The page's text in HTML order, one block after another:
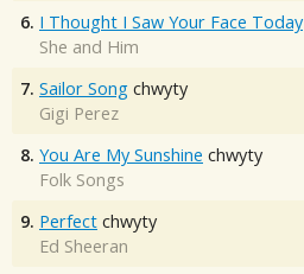
6. I Thought I Saw Your Face Today
She and Him
7. Sailor Song chwyty
Gigi Perez
8. You Are My Sunshine chwyty
Folk Songs
9. Perfect chwyty
Ed Sheeran